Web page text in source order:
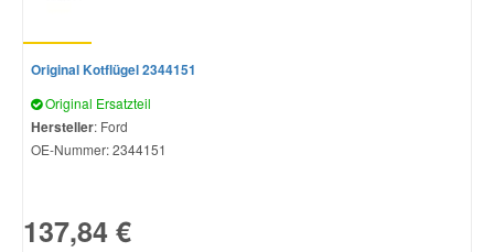
Original Kotflügel 2344151
Original Ersatzteil
Hersteller: Ford
OE-Nummer:2344151
137,84 €